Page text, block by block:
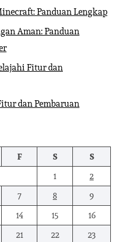
Panduan Lengkap
Aman: Panduan
Fitur dan
dan Pembaruan
F S
S
1
2
7 8
9
14 15
16
21 22
23